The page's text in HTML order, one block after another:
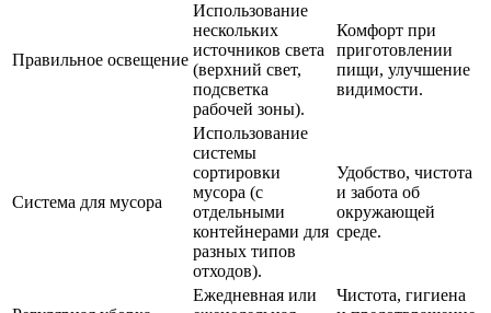
Правильное освещение
Использование
нескольких
источников света
(верхний свет,
подсветка
рабочей зоны).
Комфорт при
приготовлении
пищи, улучшение
видимости.
Система для мусора
Использование
системы
сортировки
мусора (с
отдельными
контейнерами для
разных типов
отходов).
Удобство, чистота
и забота об
окружающей
среде.
Ежедневная или
Чистота, гигиена